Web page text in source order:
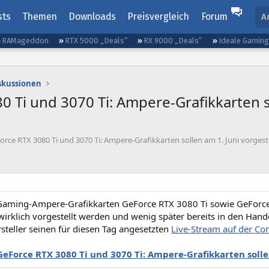
Themen Downloads Preisvergleich Forum
RAMageddon RTX 5000 „Deals“ RX 9000 „Deals“ Ideale
Ti und 3070 Ti: Ampere-Grafikkarten
RTX 3080 Ti und 3070 Ti: Ampere-Grafikkarten sollen am 1. Juni
Ampere-Grafikkarten GeForce RTX 3080 Ti sowie
vorgestellt werden und wenig später bereits in den
seinen für diesen Tag angesetzten Live-Stream auf der
RTX 3080 Ti und 3070 Ti: Ampere-Grafikkarten